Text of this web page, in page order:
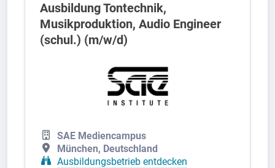
Ausbildung Tontechnik,
Musikproduktion, Audio Engineer
(schul.) (m/w/d)
SAE Mediencampus
München, Deutschland
Ausbildungsbetrieb entdecken